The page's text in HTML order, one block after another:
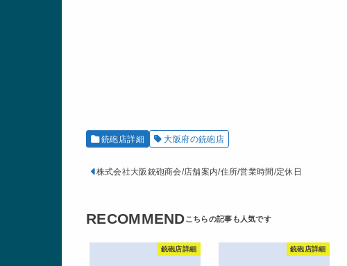
銃砲店詳細 大阪府の銃砲店
株式会社大阪銃砲商会/店舗案内/住所/営業時間/定休日
RECOMMEND
銃砲店詳細 銃砲店詳細